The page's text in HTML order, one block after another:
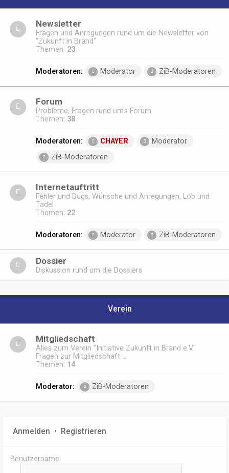
Newsletter
Fragen und Anregungen rund um die Newsletter von
"Zukunft in Brand"
Themen: 23
Moderatoren: Moderator ZiB-Moderatoren
Forum
Probleme, Fragen rund um's Forum
Themen: 38
Moderatoren: CHAYER
Moderator
ZiB-Moderatoren
Internetauftritt
Fehler und Bugs, Wünsche und Anregungen, Lob und
Tadel
Themen: 22
Moderatoren: Moderator ZiB-Moderatoren
Dossier
Diskussion rund um die Dossiers
Verein
Mitgliedschaft
Alles zum Verein "Initiative Zukunft in Brand e.V."
Fragen zur Mitgliedschaft ...
Themen: 14
Moderator: ZiB-Moderatoren
Anmelden • Registrieren
Benutzername: